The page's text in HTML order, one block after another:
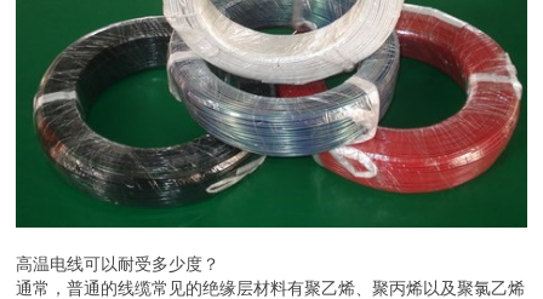
高温电线可以耐受多少度？
通常，普通的线缆常见的绝缘层材料有聚乙烯、聚丙烯以及聚氯乙烯